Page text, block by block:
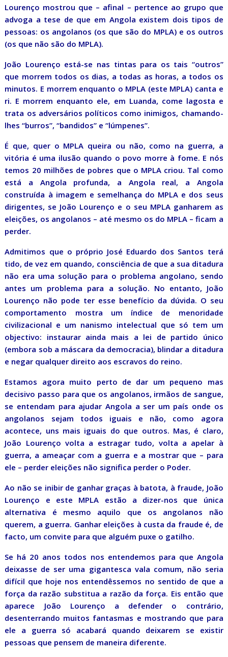
Lourenço mostrou que – afinal – pertence ao grupo que
advoga a tese de que em Angola existem dois tipos de
pessoas: os angolanos (os que são do MPLA) e os outros
(os que não são do MPLA).
João Lourenço está-se nas tintas para os tais “outros”
que morrem todos os dias, a todas as horas, a todos os
minutos. E morrem enquanto o MPLA (este MPLA) canta e
ri. E morrem enquanto ele, em Luanda, come lagosta e
trata os adversários políticos como inimigos, chamando-
lhes “burros”, “bandidos” e “lúmpenes”.
É que, quer o MPLA queira ou não, como na guerra, a
vitória é uma ilusão quando o povo morre à fome. E nós
temos 20 milhões de pobres que o MPLA criou. Tal como
está a Angola profunda, a Angola real, a Angola
construída à imagem e semelhança do MPLA e dos seus
dirigentes, se João Lourenço e o seu MPLA ganharem as
eleições, os angolanos – até mesmo os do MPLA – ficam a
perder.
Admitimos que o próprio José Eduardo dos Santos terá
tido, de vez em quando, consciência de que a sua ditadura
não era uma solução para o problema angolano, sendo
antes um problema para a solução. No entanto, João
Lourenço não pode ter esse benefício da dúvida. O seu
comportamento mostra um índice de menoridade
civilizacional e um nanismo intelectual que só tem um
objectivo: instaurar ainda mais a lei de partido único
(embora sob a máscara da democracia), blindar a ditadura
e negar qualquer direito aos escravos do reino.
Estamos agora muito perto de dar um pequeno mas
decisivo passo para que os angolanos, irmãos de sangue,
se entendam para ajudar Angola a ser um país onde os
angolanos sejam todos iguais e não, como agora
acontece, uns mais iguais do que outros. Mas, é claro,
João Lourenço volta a estragar tudo, volta a apelar à
guerra, a ameaçar com a guerra e a mostrar que – para
ele – perder eleições não significa perder o Poder.
Ao não se inibir de ganhar graças à batota, à fraude, João
Lourenço e este MPLA estão a dizer-nos que única
alternativa é mesmo aquilo que os angolanos não
querem, a guerra. Ganhar eleições à custa da fraude é, de
facto, um convite para que alguém puxe o gatilho.
Se há 20 anos todos nos entendemos para que Angola
deixasse de ser uma gigantesca vala comum, não seria
difícil que hoje nos entendêssemos no sentido de que a
força da razão substitua a razão da força. Eis então que
aparece João Lourenço a defender o contrário,
desenterrando muitos fantasmas e mostrando que para
ele a guerra só acabará quando deixarem se existir
pessoas que pensem de maneira diferente.